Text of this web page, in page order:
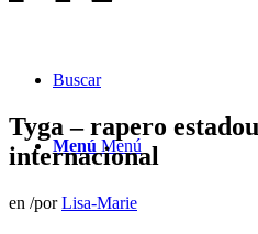
Buscar
Menú Menú
Tyga – rapero
internacional
en /porLisa-Marie